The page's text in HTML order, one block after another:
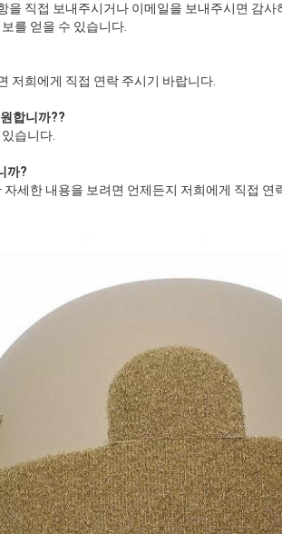
을 직접 보내주시거나 이메일을 보내주시면 감
를 얻을 수 있습니다.
저희에게 직접 연락 주시기 바랍니다.
합니까??
습니다.
까?
자세한 내용을 보려면 언제든지 저희에게 직접 연